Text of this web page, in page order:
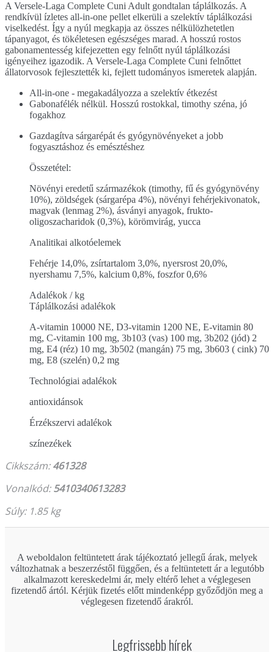
A Versele-Laga Complete Cuni Adult gondtalan táplálkozás. A
rendkívül ízletes all-in-one pellet elkerüli a szelektív táplálkozási
viselkedést. Így a nyúl megkapja az összes nélkülözhetetlen
tápanyagot, és tökéletesen egészséges marad. A hosszú rostos
gabonamentesség kifejezetten egy felnőtt nyúl táplálkozási
igényeihez igazodik. A Versele-Laga Complete Cuni felnőttet
állatorvosok fejlesztették ki, fejlett tudományos ismeretek alapján.
All-in-one - megakadályozza a szelektív étkezést
Gabonafélék nélkül. Hosszú rostokkal, timothy széna, jó
fogakhoz
Gazdagítva sárgarépát és gyógynövényeket a jobb
fogyasztáshoz és emésztéshez
Összetétel:
Növényi eredetű származékok (timothy, fű és gyógynövény
10%), zöldségek (sárgarépa 4%), növényi fehérjekivonatok,
magvak (lenmag 2%), ásványi anyagok, frukto-
oligoszacharidok (0,3%), körömvirág, yucca
Analitikai alkotóelemek
Fehérje 14,0%, zsírtartalom 3,0%, nyersrost 20,0%,
nyershamu 7,5%, kalcium 0,8%, foszfor 0,6%
Adalékok / kg
Táplálkozási adalékok
A-vitamin 10000 NE, D3-vitamin 1200 NE, E-vitamin 80
mg, C-vitamin 100 mg, 3b103 (vas) 100 mg, 3b202 (jód) 2
mg, E4 (réz) 10 mg, 3b502 (mangán) 75 mg, 3b603 ( cink) 70
mg, E8 (szelén) 0,2 mg
Technológiai adalékok
antioxidánsok
Érzékszervi adalékok
színezékek
Cikkszám:461328
Vonalkód:5410340613283
Súly: 1.85 kg
A weboldalon feltüntetett árak tájékoztató jellegű árak, melyek
változhatnak a beszerzéstől függően, és a feltüntetett ár a legutóbb
alkalmazott kereskedelmi ár, mely eltérő lehet a véglegesen
fizetendő ártól. Kérjük fizetés előtt mindenképp győződjön meg a
véglegesen fizetendő árakról.
Legfrissebb hírek